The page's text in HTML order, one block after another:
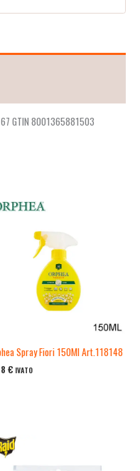
GTIN 8001365881503
Spray Fiori 150Ml Art.118148
€ IVATO